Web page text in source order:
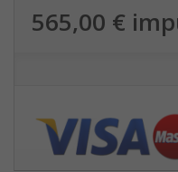
565,00 €